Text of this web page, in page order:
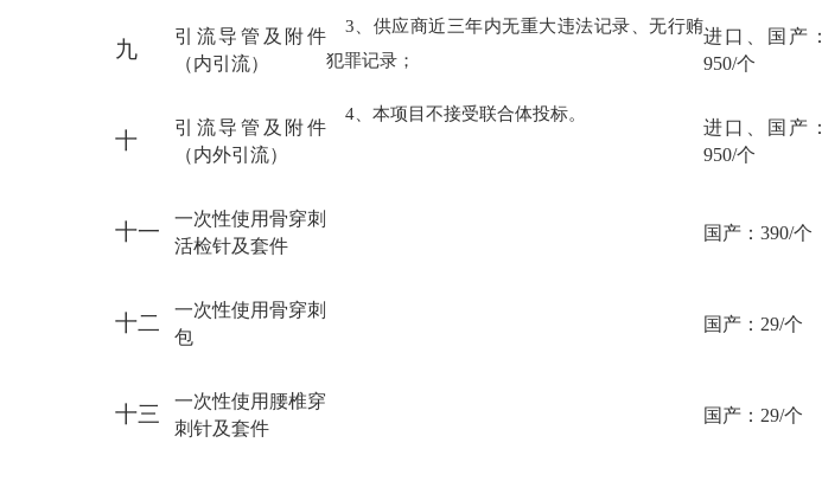
3、供应商近三年内无重大违法记录、无行贿
犯罪记录；
4、本项目不接受联合体投标。
九
引流导管及附件
（内引流）
进口、国产：
950/个
十
引流导管及附件
（内外引流）
进口、国产：
950/个
十一
一次性使用骨穿刺
活检针及套件
国产： 390/个
十二
一次性使用骨穿刺
包
国产： 29/个
十三
一次性使用腰椎穿
刺针及套件
国产： 29/个